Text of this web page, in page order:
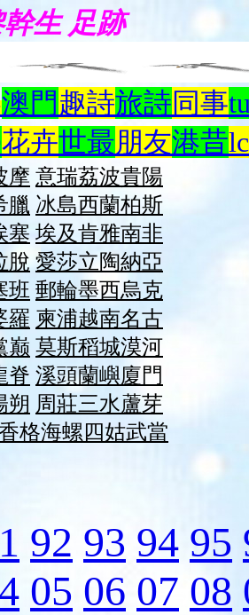
生 足跡
澳門趣詩旅詩同事tu
花卉世最朋友港昔lc
摩 意瑞荔波貴陽
臘 冰島西蘭柏斯
塞 埃及肯雅南非
脫 愛莎立陶納亞
班 郵輪墨西烏克
羅 柬浦越南名古
巅 莫斯稻城漠河
脊 溪頭蘭嶼廈門
朔 周莊三水蘆芽
格海螺四姑武當
92 93 94 95
05 06 07 08